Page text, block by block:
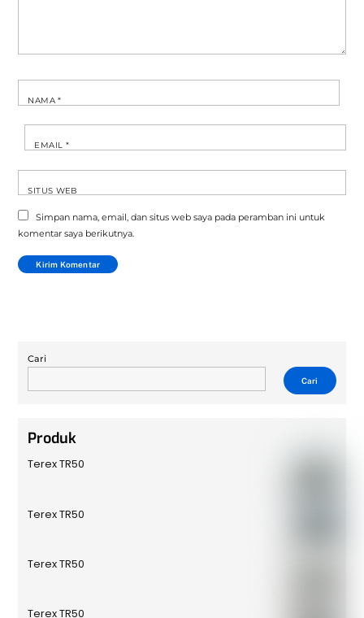
NAMA*
EMAIL *
SITUS WEB
Simpan nama, email, dan situs web saya pada peramban ini untuk
komentar saya berikutnya.
Cari
Cari
Produk
Terex TR50
Terex TR50
Terex TR50
Terex TR50